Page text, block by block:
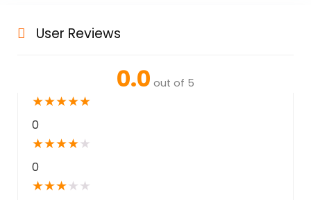
User Reviews
0.0 out of 5
★★★★★
0
★★★★★
0
★★★★ ★